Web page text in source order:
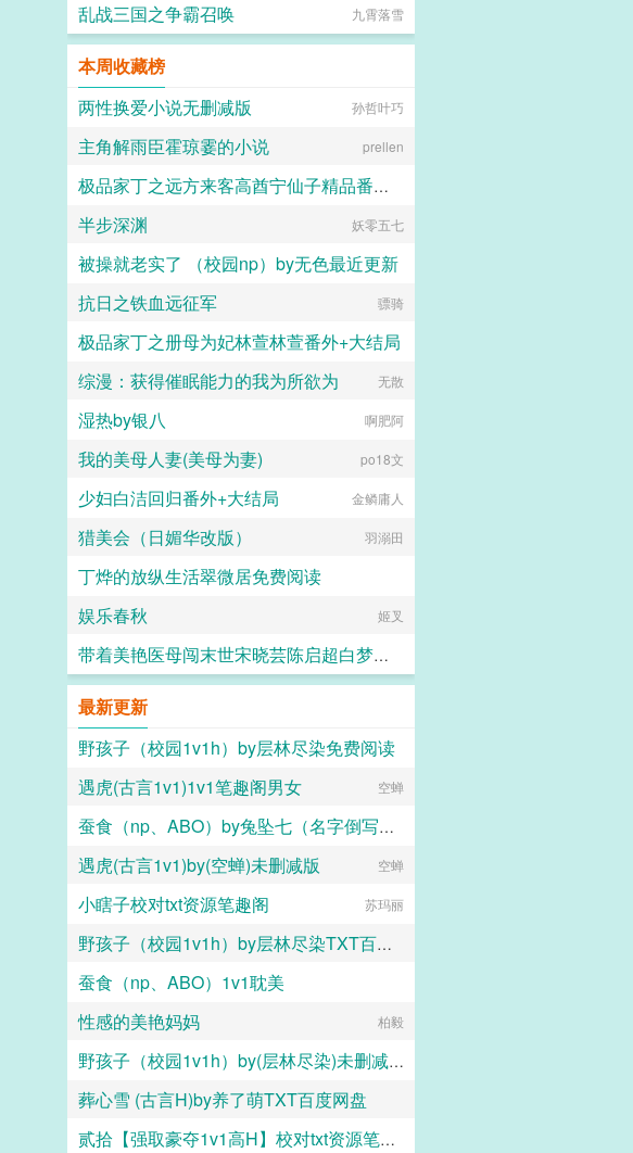
乱战三国之争霸召唤 九霄落雪
本周收藏榜
两性换爱小说无删减版
孙哲叶巧
主角解雨臣霍琼霎的小说 prellen
极品家丁之远方来客高酋宁仙子精品番外篇
slow00
半步深渊 妖零五七
被操就老实了 （校园np）by无色最近更新
无色
抗日之铁血远征军 骠骑
极品家丁之册母为妃林萱林萱番外+大结局
西门菁菁
综漫：获得催眠能力的我为所欲为 无散
湿热by银八 啊肥阿
我的美母人妻(美母为妻) po18文
少妇白洁回归番外+大结局 金鳞庸人
猎美会（日媚华改版） 羽溺田
丁烨的放纵生活翠微居免费阅读
yuan19971004
娱乐春秋 姬叉
带着美艳医母闯末世宋晓芸陈启超白梦胧番外+大结局
最新更新
野孩子（校园1v1h）by层林尽染免费阅读
层林尽染
遇虎(古言1v1)1v1笔趣阁男女 空蝉
蚕食（np、ABO）by兔坠七（名字倒写版）免费阅读
兔坠七（名字倒写版）
遇虎(古言1v1)by(空蝉)未删减版 空蝉
小瞎子校对txt资源笔趣阁 苏玛丽
野孩子（校园1v1h）by层林尽染TXT百度网盘
蚕食（np、ABO）1v1耽美
兔坠七（名字倒写版）
性感的美艳妈妈 柏毅
野孩子（校园1v1h）by(层林尽染)未删减版
层林尽染
葬心雪 (古言H)by养了萌TXT百度网盘
养了萌
贰拾【强取豪夺1v1高H】校对txt资源笔趣阁